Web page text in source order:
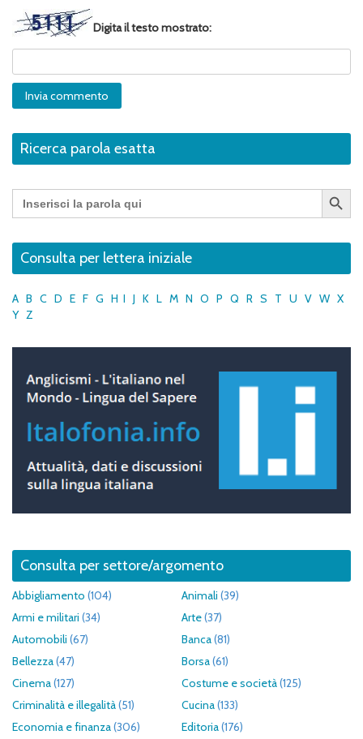
Digita il testo mostrato:
Ricerca parola esatta
Search
for:
Search Button
Consulta per lettera iniziale
A B C D E F G H I J K L M N O P Q R S T U V W X
Y Z
Consulta per settore/argomento
Abbigliamento (104) Animali (39)
Armi e militari (34) Arte(37)
Automobili (67) Banca(81)
Bellezza(47) Borsa(61)
Cinema(127) Costume e società(125)
Criminalità e illegalità(51) Cucina(133)
Economia e finanza(306) Editoria(176)